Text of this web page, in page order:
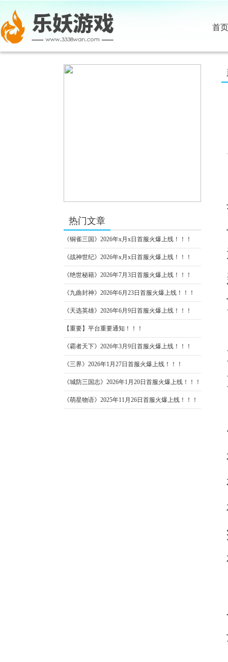
首页
热门文章
《铜雀三国》2026年x月x日首服火爆上线！！！
《战神世纪》2026年x月x日首服火爆上线！！！
《绝世秘籍》2026年7月3日首服火爆上线！！！
《九曲封神》2026年6月23日首服火爆上线！！！
《天选英雄》2026年6月9日首服火爆上线！！！
【重要】平台重要通知！！！
《霸者天下》2026年3月9日首服火爆上线！！！
《三界》2026年1月27日首服火爆上线！！！
《城防三国志》2026年1月20日首服火爆上线！！！
《萌星物语》2025年11月26日首服火爆上线！！！